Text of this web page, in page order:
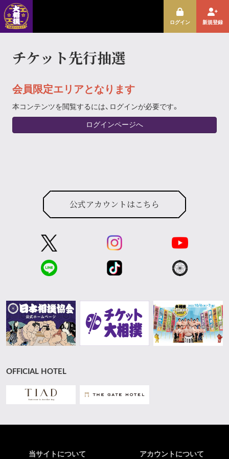
ログイン 新規登録
チケット先行抽選
会員限定エリアとなります
本コンテンツを閲覧するには、ログインが必要です。
ログインページへ
公式アカウントはこちら
OFFICIAL HOTEL
当サイトについて アカウントについて